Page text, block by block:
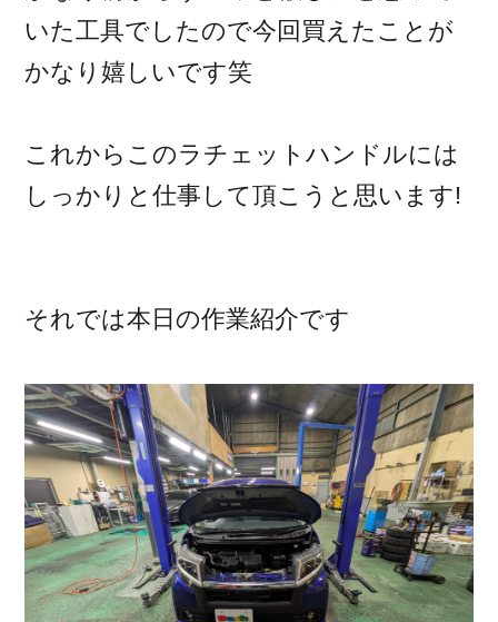
いた工具でしたので今回買えたことが
かなり嬉しいです笑
これからこのラチェットハンドルには
しっかりと仕事して頂こうと思います!
それでは本日の作業紹介です